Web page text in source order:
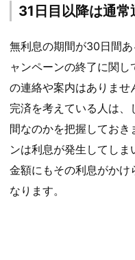
31日目以降は通
無利息の期間が30日間
ャンペーンの終了に関
の連絡や案内はありませ
完済を考えている人は
間なのかを把握してお
ンは利息が発生してし
金額にもその利息がかけ
なります。